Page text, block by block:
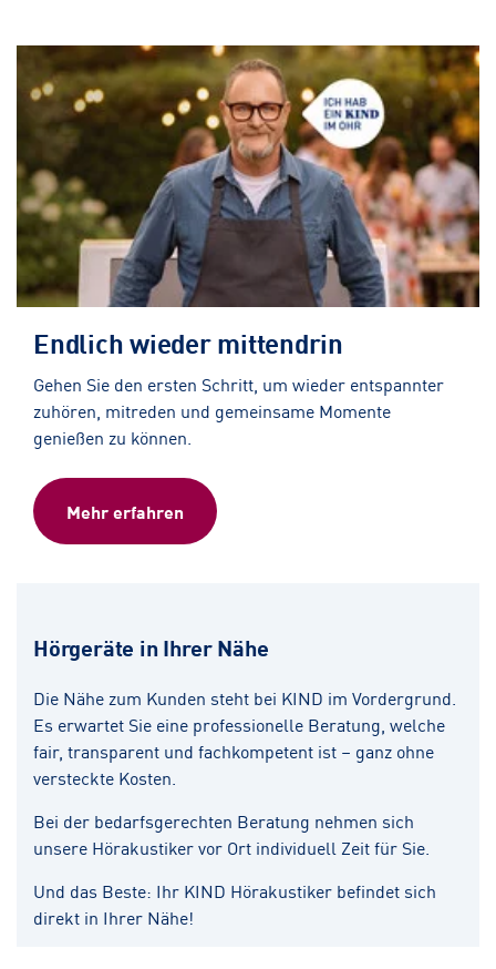
Endlich wieder mittendrin
Gehen Sie den ersten Schritt, um wieder entspannter
zuhören, mitreden und gemeinsame Momente
genießen zu können.
Mehr erfahren
Hörgeräte in Ihrer Nähe
Die Nähe zum Kunden steht bei KIND im Vordergrund.
Es erwartet Sie eine professionelle Beratung, welche
fair, transparent und fachkompetent ist – ganz ohne
versteckte Kosten.
Bei der bedarfsgerechten Beratung nehmen sich
unsere Hörakustiker vor Ort individuell Zeit für Sie.
Und das Beste: Ihr KIND Hörakustiker befindet sich
direkt in Ihrer Nähe!